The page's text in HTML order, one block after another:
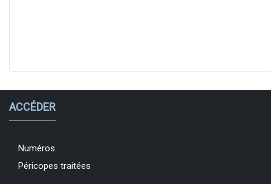
ACCÉDER
Numéros
Péricopes traitées